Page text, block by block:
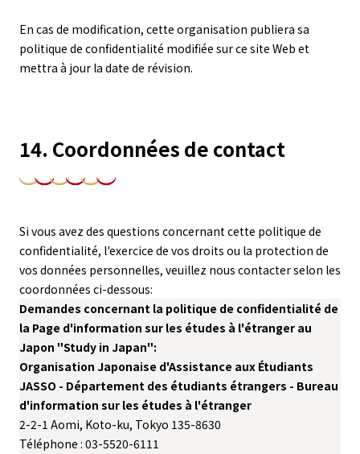
En cas de modification, cette organisation publiera sa
politique de confidentialité modifiée sur ce site Web et
mettra à jour la date de révision.
14. Coordonnées de contact
Si vous avez des questions concernant cette politique de
confidentialité, l'exercice de vos droits ou la protection de
vos données personnelles, veuillez nous contacter selon les
coordonnées ci-dessous:
Demandes concernant la politique de confidentialité de
la Page d'information sur les études à l'étranger au
Japon "Study in Japan":
Organisation Japonaise d'Assistance aux Étudiants
JASSO - Département des étudiants étrangers - Bureau
d'information sur les études à l'étranger
2-2-1 Aomi, Koto-ku, Tokyo 135-8630
Téléphone : 03-5520-6111